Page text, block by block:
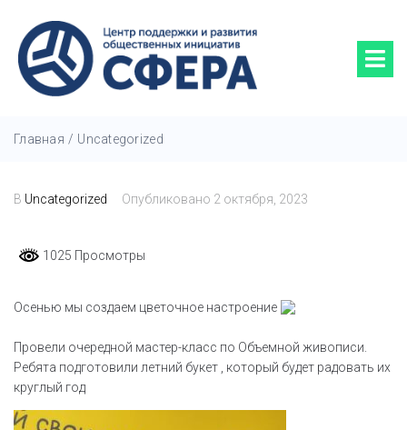
Главная / Uncategorized
В Uncategorized Опубликовано 2 октября, 2023
1025 Просмотры
Осенью мы создаем цветочное настроение
Провели очередной мастер-класс по Объемной живописи.
Ребята подготовили летний букет , который будет радовать их
круглый год